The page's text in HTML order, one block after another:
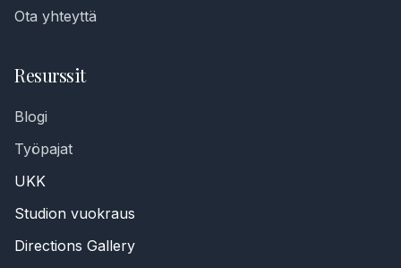
Ota yhteyttä
Resurssit
Blogi
Työpajat
UKK
Studion vuokraus
Directions Gallery